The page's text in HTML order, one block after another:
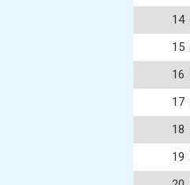
14
15
16
17
18
19